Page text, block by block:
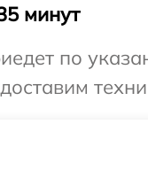
минут
по